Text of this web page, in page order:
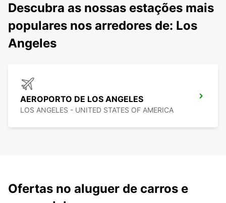
Descubra as nossas estações mais
populares nos arredores de: Los
Angeles
AEROPORTO DE LOS ANGELES
LOS ANGELES - UNITED STATES OF AMERICA
Ofertas no aluguer de carros e